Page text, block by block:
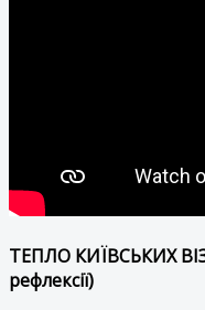
ТЕПЛО КИЇВСЬКИХ
рефлексії)